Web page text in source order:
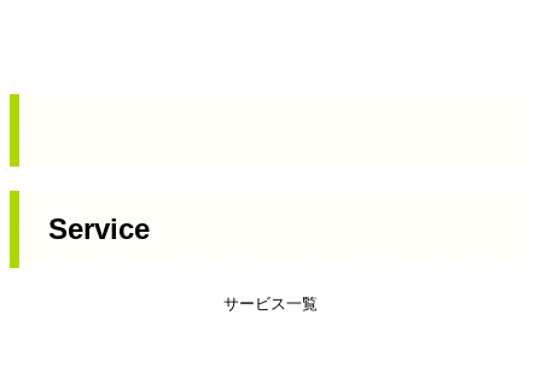
Service
サービス一覧